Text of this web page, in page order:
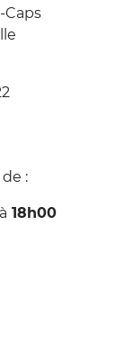
Caps
de :
à 18h00